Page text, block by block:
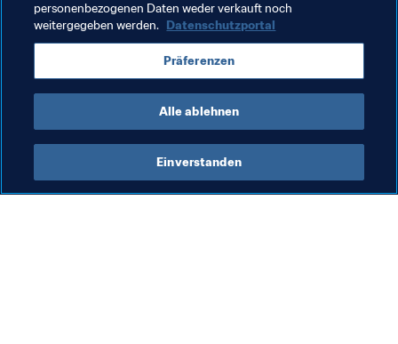
Verwandte Themen
Tanzania CAF
personenbezogenen Daten weder verkauft noch
weitergegeben werden. Datenschutzportal
Präferenzen
Alle ablehnen
Einverstanden